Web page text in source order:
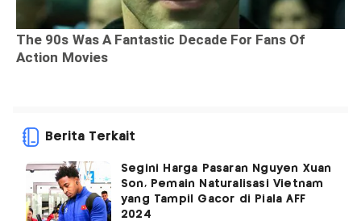
Berita Terkait
Segini Harga Pasaran Nguyen Xuan
Son, Pemain Naturalisasi Vietnam
yang Tampil Gacor di Piala AFF
2024